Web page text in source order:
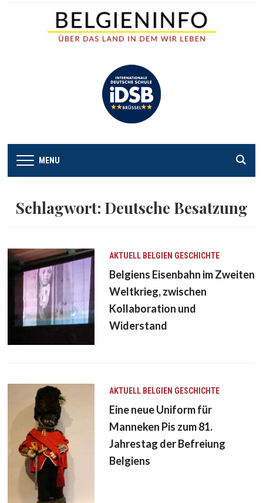
MENU
Schlagwort: Deutsche Besatzung
AKTUELL BELGIEN GESCHICHTE
Belgiens Eisenbahn im Zweiten
Weltkrieg, zwischen
Kollaboration und
Widerstand
AKTUELL BELGIEN GESCHICHTE
Eine neue Uniform für
Manneken Pis zum 81.
Jahrestag der Befreiung
Belgiens